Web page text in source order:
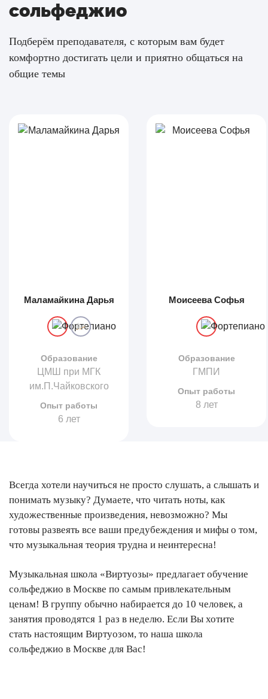
сольфеджио
Подберём преподавателя, с которым вам будет
комфортно достигать цели и приятно общаться на
общие темы
Маламайкина Дарья
Образование
ЦМШ при МГК
им.П.Чайковского
Опыт работы
6 лет
Моисеева Софья
Образование
ГМПИ
Опыт работы
8 лет
Всегда хотели научиться не просто слушать, а слышать и
понимать музыку? Думаете, что читать ноты, как
художественные произведения, невозможно? Мы
готовы развеять все ваши предубеждения и мифы о том,
что музыкальная теория трудна и неинтересна!
Музыкальная школа «Виртуозы» предлагает обучение
сольфеджио в Москве по самым привлекательным
ценам! В группу обычно набирается до 10 человек, а
занятия проводятся 1 раз в неделю. Если Вы хотите
стать настоящим Виртуозом, то наша школа
сольфеджио в Москве для Вас!